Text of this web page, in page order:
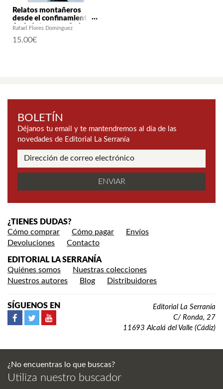
Relatos montañeros
desde el confinamiento.
Anécdotas y confesiones
montañas
Rafael Flores Domínguez
15.00€
BOLETÍN
Déjanos tu email y te mantendremos al día de las
novedades de Editorial La Serranía
¿TIENES DUDAS?
Cómo comprar
Cómo pagar
Envíos
Devoluciones
Contacto
EDITORIAL LA SERRANÍA
Quiénes somos
Nuestras colecciones
Nuestros autores
Blog Distribuidores
SÍGUENOS EN
Editorial La Serranía
C/ Ronda, 27
11693 Alcalá del Valle (Cádiz)
¿No encuentras lo que buscas?
Utiliza nuestro buscador